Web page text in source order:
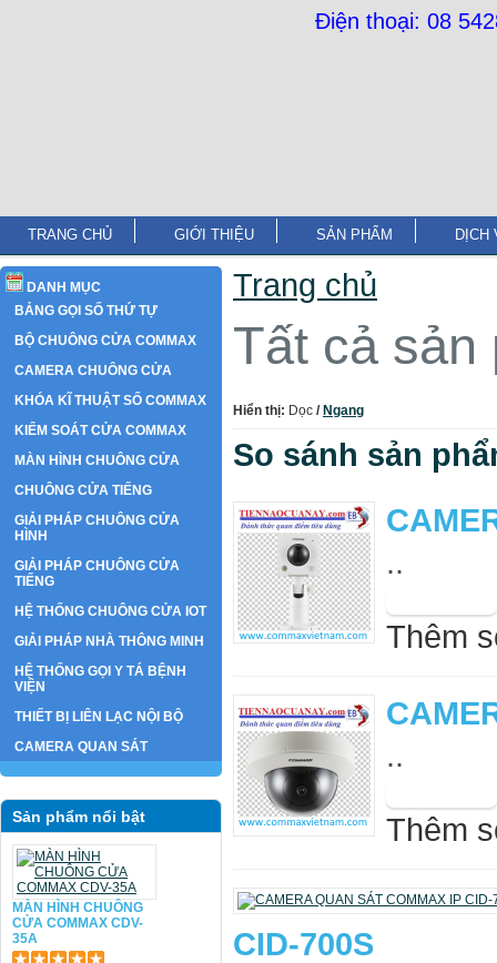
Điện thoại: 08
TRANG CHỦ GIỚI THIỆU SẢN PHẨM DỊCH
DANH MỤC
BẢNG GỌI SỐ THỨ TỰ
BỘ CHUÔNG CỬA COMMAX
CAMERA CHUÔNG CỬA
KHÓA KĨ THUẬT SỐ COMMAX
KIỂM SOÁT CỬA COMMAX
MÀN HÌNH CHUÔNG CỬA
CHUÔNG CỬA TIẾNG
GIẢI PHÁP CHUÔNG CỬA
HÌNH
GIẢI PHÁP CHUÔNG CỬA
TIẾNG
HỆ THỐNG CHUÔNG CỬA IOT
GIẢI PHÁP NHÀ THÔNG MINH
HỆ THỐNG GỌI Y TÁ BỆNH
VIỆN
THIẾT BỊ LIÊN LẠC NỘI BỘ
CAMERA QUAN SÁT
Sản phẩm nổi bật
MÀN HÌNH CHUÔNG
CỬA COMMAX CDV-
35A
Trang chủ
Tất cả sản
Hiển thị: Dọc / Ngang
So sánh sản
..
Thêm
..
Thêm
CID-700S